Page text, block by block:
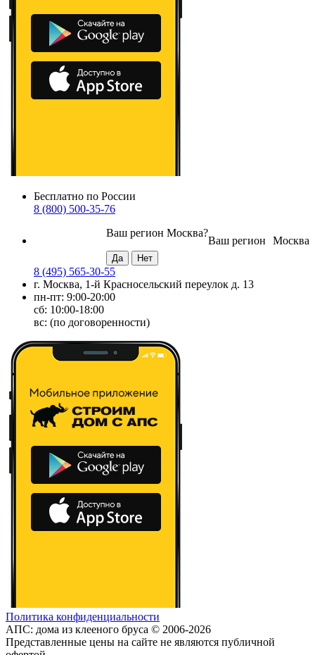
Бесплатно по России
8 (800) 500-35-76
Москва
Ваш регион
Ваш регион Москва?
8 (495) 565-30-55
г. Москва, 1-й Красносельский переулок д. 13
пн-пт: 9:00-20:00
сб: 10:00-18:00
вс: (по договоренности)
Политика конфиденциальности
АПС: дома из клееного бруса © 2006-2026
Представленные цены на сайте не являются публичной